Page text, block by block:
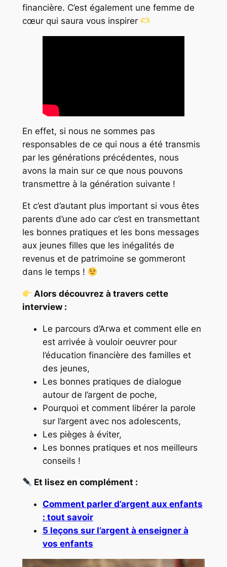
financière. C’est également une femme de
cœur qui saura vous inspirer
En effet, si nous ne sommes pas
responsables de ce qui nous a été transmis
par les générations précédentes, nous
avons la main sur ce que nous pouvons
transmettre à la génération suivante !
Et c’est d’autant plus important si vous êtes
parents d’une ado car c’est en transmettant
les bonnes pratiques et les bons messages
aux jeunes filles que les inégalités de
revenus et de patrimoine se gommeront
dans le temps !
Alors découvrez à travers cette
interview :
Le parcours d’Arwa et comment elle en
est arrivée à vouloir oeuvrer pour
l’éducation financière des familles et
des jeunes,
Les bonnes pratiques de dialogue
autour de l’argent de poche,
Pourquoi et comment libérer la parole
sur l’argent avec nos adolescents,
Les pièges à éviter,
Les bonnes pratiques et nos meilleurs
conseils !
Et lisez en complément :
Comment parler d’argent aux enfants
: tout savoir
5 leçons sur l’argent à enseigner à
vos enfants